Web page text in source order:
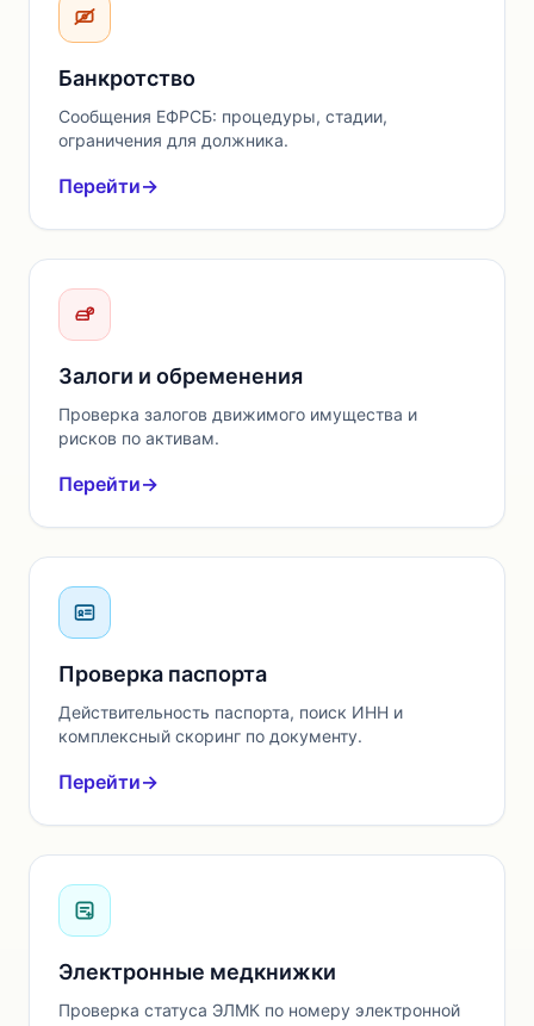
Банкротство
Сообщения ЕФРСБ: процедуры, стадии,
ограничения для должника.
Перейти→
Залоги и обременения
Проверка залогов движимого имущества и
рисков по активам.
Перейти→
Проверка паспорта
Действительность паспорта, поиск ИНН и
комплексный скоринг по документу.
Перейти→
Электронные медкнижки
Проверка статуса ЭЛМК по номеру электронной